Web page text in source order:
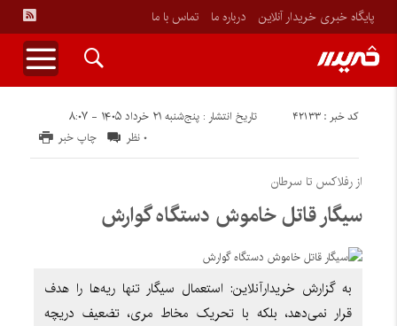
پایگاه خبری خریدار آنلاین درباره ما تماس با ما
کد خبر : ۴۲۱۳۳
تاریخ انتشار : پنج‌شنبه ۲۱ خرداد ۱۴۰۵ - ۸:۰۷
چاپ خبر
۰ نظر
از رفلاکس تا سرطان
سیگار قاتل خاموش دستگاه گوارش
به گزارش خریدارآنلاین: استعمال سیگار تنها ریه‌ها را هدف
قرار نمی‌دهد، بلکه با تحریک مخاط مری، تضعیف دریچه